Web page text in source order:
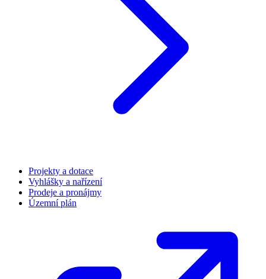
Projekty a dotace
Vyhlášky a nařízení
Prodeje a pronájmy
Územní plán